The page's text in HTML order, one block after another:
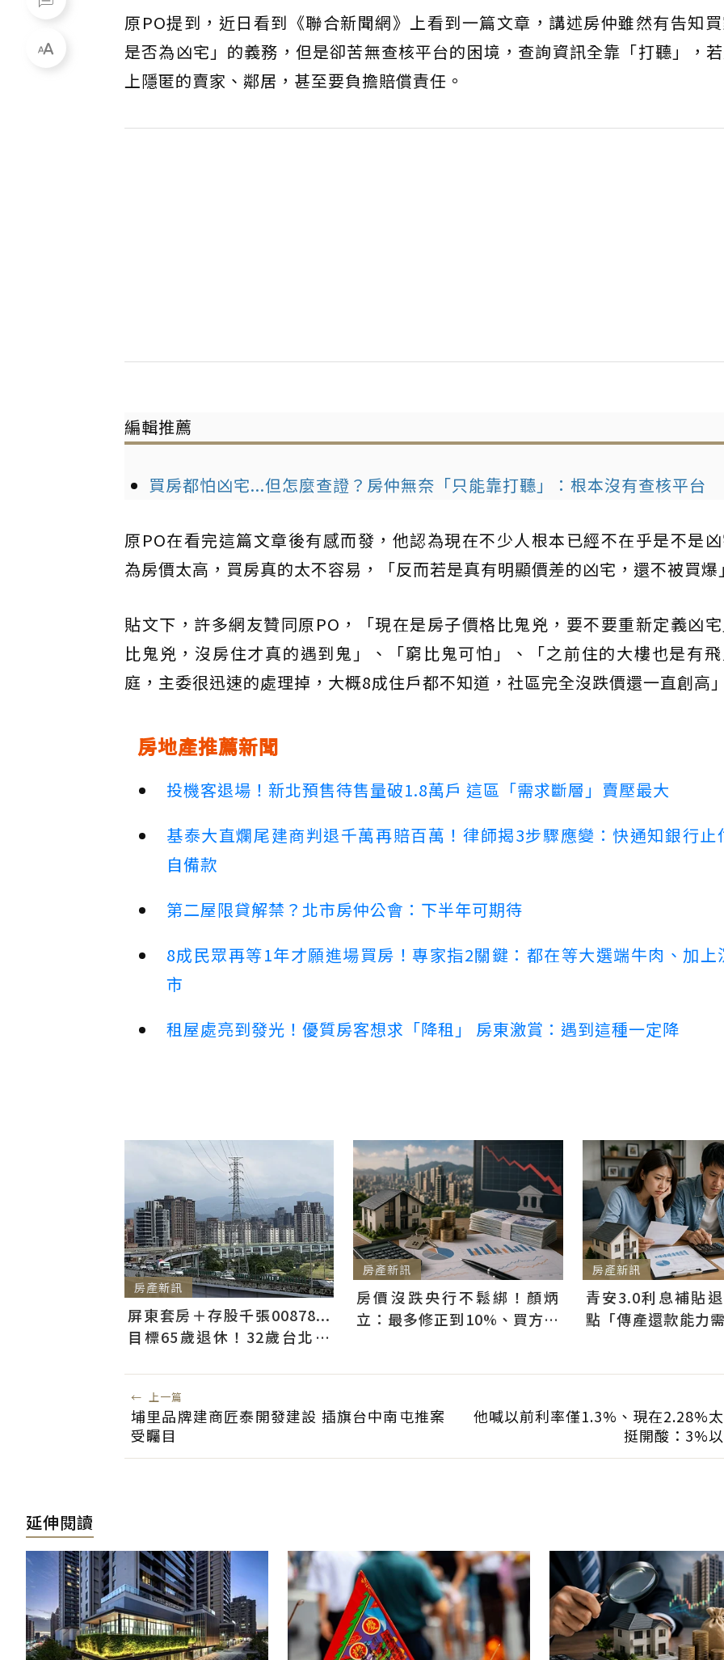
原PO提到，近日看到《聯合新聞網》上看到一篇文章，講述房仲雖然有告知
是否為凶宅」的義務，但是卻苦無查核平台的困境，查詢資訊全靠「打聽」，
上隱匿的賣家、鄰居，甚至要負擔賠償責任。
編輯推薦
買房都怕凶宅...但怎麼查證？房仲無奈「只能靠打聽」：根本沒有查核平台
原PO在看完這篇文章後有感而發，他認為現在不少人根本已經不在乎是不是
為房價太高，買房真的太不容易，「反而若是真有明顯價差的凶宅，還不被買爆
貼文下，許多網友贊同原PO，「現在是房子價格比鬼兇，要不要重新定義凶
比鬼兇，沒房住才真的遇到鬼」、「窮比鬼可怕」、「之前住的大樓也是有
庭，主委很迅速的處理掉，大概8成住戶都不知道，社區完全沒跌價還一直創高
房地產推薦新聞
投機客退場！新北預售待售量破1.8萬戶 這區「需求斷層」賣壓最大
基泰大直爛尾建商判退千萬再賠百萬！律師揭3步驟應變：快通知銀行止
自備款
第二屋限貸解禁？北市房仲公會：下半年可期待
8成民眾再等1年才願進場買房！專家指2關鍵：都在等大選端牛肉、加上
市
租屋處亮到發光！優質房客想求「降租」 房東激賞：遇到這種一定降
房產新訊
屏東套房＋存股千張00878...
目標65歲退休！32歲台北人
房產新訊
房價沒跌央行不鬆綁！顏炳
立：最多修正到10%、買方仍
房產新訊
青安3.0利息補貼
點「傳產還款能力
← 上一篇
埔里品牌建商匠泰開發建設 插旗台中南屯推案
受矚目
他喊以前利率僅1.3%、現在2.28%
挺開酸：3%
延伸閱讀